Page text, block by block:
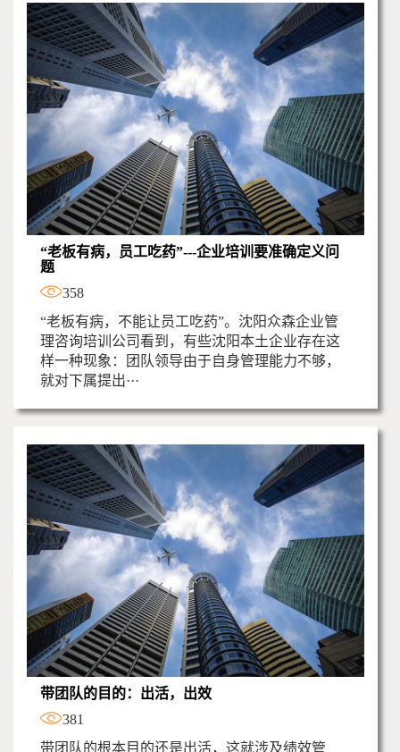
“老板有病，员工吃药”---企业培训要准确定义问
题
358
“老板有病，不能让员工吃药”。沈阳众森企业管
理咨询培训公司看到，有些沈阳本土企业存在这
样一种现象：团队领导由于自身管理能力不够，
就对下属提出···
带团队的目的：出活，出效
381
带团队的根本目的还是出活，这就涉及绩效管